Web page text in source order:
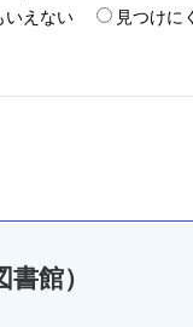
いえない 見つけに
館）